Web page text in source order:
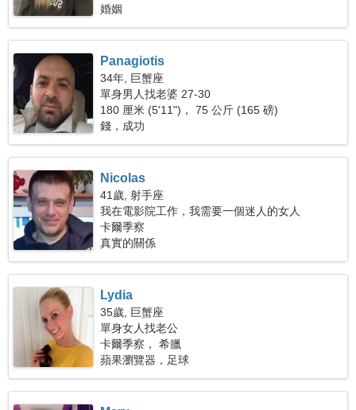
婚姻
Panagiotis
34年, 巨蟹座
單身男人找老婆 27-30
180 厘米 (5'11")， 75 公斤 (165 磅)
錢，成功
Nicolas
41歲, 射手座
我在電影院工作，我需要一個迷人的女人
卡爾季察
真實的關係
Lydia
35歲, 巨蟹座
單身女人找老公
卡爾季察， 希臘
蘋果瀏覽器，足球